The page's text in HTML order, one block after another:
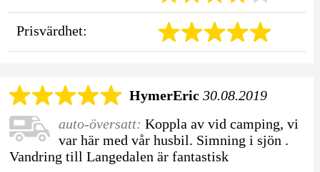
Prisvärdhet:
HymerEric 30.08.2019
auto-översatt: Koppla av vid camping, vi
var här med vår husbil. Simning i sjön .
Vandring till Langedalen är fantastisk